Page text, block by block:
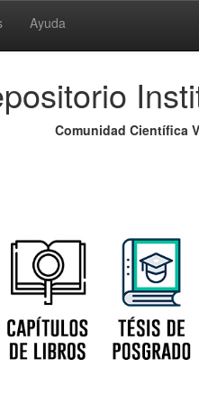
Ayuda
Comunidad Científica